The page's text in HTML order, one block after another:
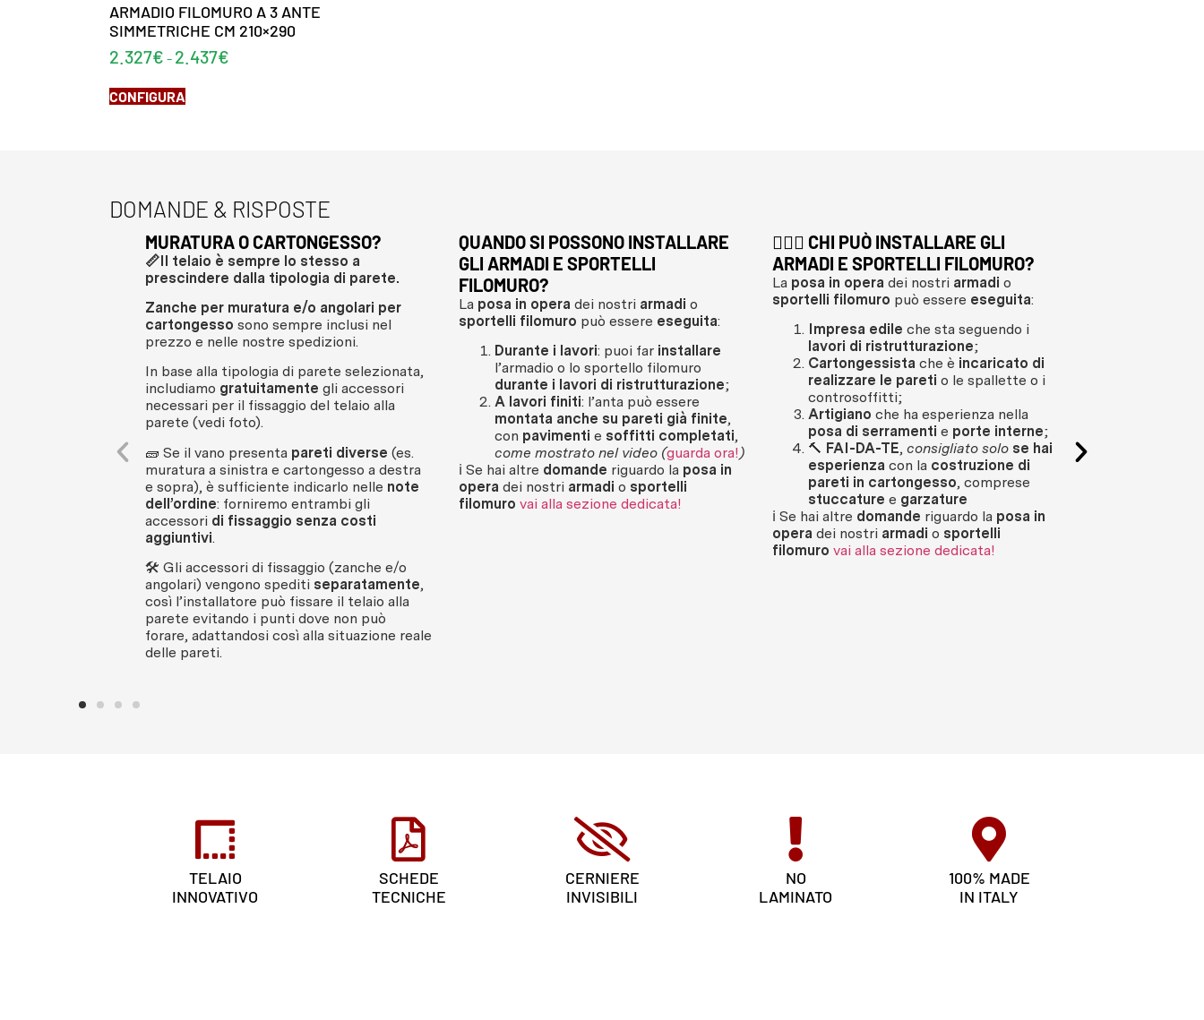
ARMADIO FILOMURO A 3 ANTE
SIMMETRICHE CM 210×290
2.327€ - 2.437€
CONFIGURA
DOMANDE & RISPOSTE
MURATURA O CARTONGESSO?
📏Il telaio è sempre lo stesso a
prescindere dalla tipologia di parete.
Zanche per muratura e/o angolari per
cartongesso sono sempre inclusi nel
prezzo e nelle nostre spedizioni.
In base alla tipologia di parete selezionata,
includiamo gratuitamente gli accessori
necessari per il fissaggio del telaio alla
parete (vedi foto).
🧱 Se il vano presenta pareti diverse (es.
muratura a sinistra e cartongesso a destra
e sopra), è sufficiente indicarlo nelle note
dell’ordine: forniremo entrambi gli
accessori di fissaggio senza costi
aggiuntivi.
🛠 Gli accessori di fissaggio (zanche e/o
angolari) vengono spediti separatamente,
così l’installatore può fissare il telaio alla
parete evitando i punti dove non può
forare, adattandosi così alla situazione reale
delle pareti.
QUANDO SI POSSONO INSTALLARE
GLI ARMADI E SPORTELLI
FILOMURO?
La posa in opera dei nostri armadi o
sportelli filomuro può essere eseguita:
Durante i lavori: puoi far installare
l’armadio o lo sportello filomuro
durante i lavori di ristrutturazione;
A lavori finiti: l’anta può essere
montata anche su pareti già finite,
con pavimenti e soffitti completati,
come mostrato nel video (guarda ora! )
ℹ️ Se hai altre domande riguardo la posa in
opera dei nostri armadi o sportelli
filomuro vai alla sezione dedicata!
👷🏼‍♂️ CHI PUÒ INSTALLARE GLI
ARMADI E SPORTELLI FILOMURO?
La posa in opera dei nostri armadi o
sportelli filomuro può essere eseguita:
Impresa edile che sta seguendo i
lavori di ristrutturazione;
Cartongessista che è incaricato di
realizzare le pareti o le spallette o i
controsoffitti;
Artigiano che ha esperienza nella
posa di serramenti e porte interne;
🔨 FAI-DA-TE, consigliato solo se hai
esperienza con la costruzione di
pareti in cartongesso, comprese
stuccature e garzature
ℹ️ Se hai altre domande riguardo la posa in
opera dei nostri armadi o sportelli
filomuro vai alla sezione dedicata!
TELAIO
INNOVATIVO
SCHEDE
TECNICHE
CERNIERE
INVISIBILI
NO
LAMINATO
100% MADE
IN ITALY